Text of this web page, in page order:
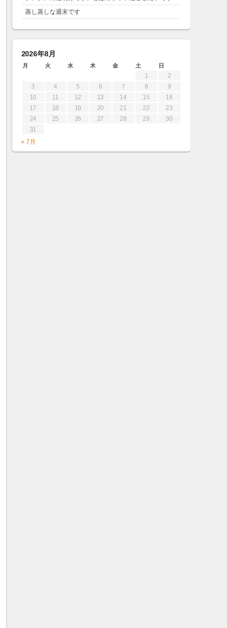
蒸し蒸しな週末です
2026年8月
月 火 水 木 金 土 日
1
2
3
4 5 6 7 8
9
10
11 12 13 14 15
16
17
18 19 20 21 22
23
24
25 26 27 28 29
30
31
« 7月